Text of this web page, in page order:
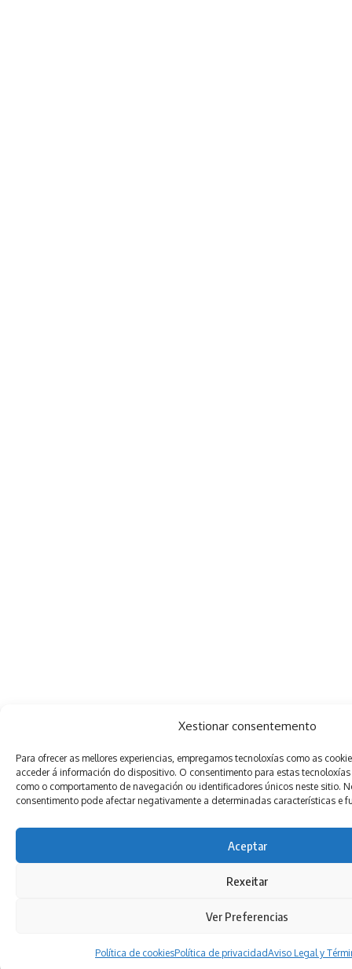
Xestionar consentemento
Para ofrecer as mellores experiencias, empregamos tecnoloxías como as
acceder á información do dispositivo. O consentimento para estas
como o comportamento de navegación ou identificadores únicos neste sitio.
consentimento pode afectar negativamente a determinadas características e
Aceptar
Rexeitar
Ver Preferencias
Política de cookiesPolítica de privacidadAviso Legal y